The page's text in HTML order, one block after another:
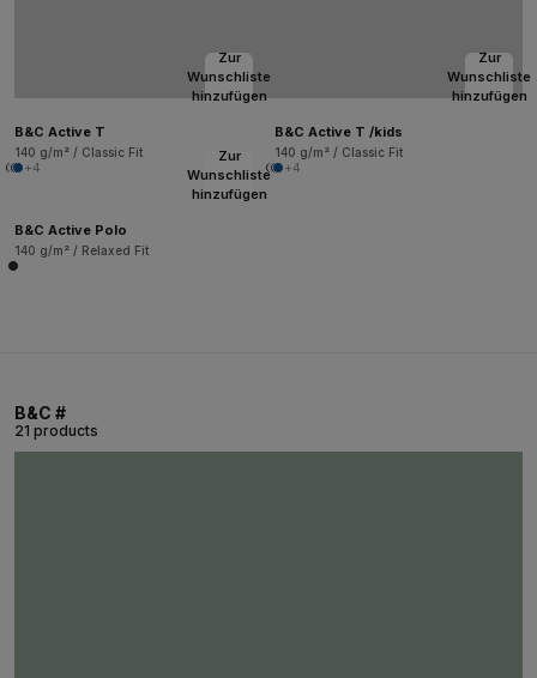
Zur
Wunschliste
hinzufügen
B&C Active T
140 g/m² / Classic Fit
+4
Zur
Wunschliste
hinzufügen
B&C Active T /kids
140 g/m² / Classic Fit
+4
Zur
Wunschliste
hinzufügen
B&C Active Polo
140 g/m² / Relaxed Fit
B&C #
21 products